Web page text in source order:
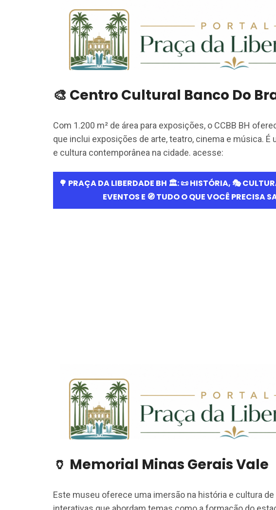
🎨 Centro Cultural Banco Do
Com 1.200 m² de área para exposições, o CCBB BH
que inclui exposições de arte, teatro, cinema e música. É
e cultura contemporânea na cidade. acesse:
🏺 Memorial Minas Gerais Vale
Este museu oferece uma imersão na história e cultura